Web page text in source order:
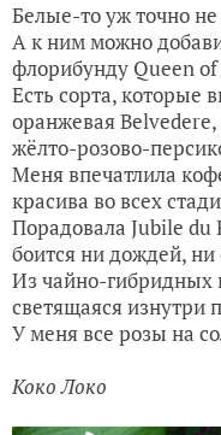
Белые-то уж точно
А к ним можно
флорибунду Queen of
Есть сорта, которые
оранжевая
жёлто-розово-
Меня впечатлила
красива во всех
Порадовала Jubile du
боится ни дождей, ни
Из чайно-гибридных
светящаяся изнутри
У меня все розы на
Коко Локо